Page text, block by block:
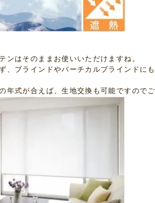
ンはそのままお使いいただけますね。
、ブラインドやバーチカルブラインドに
年式が合えば、生地交換も可能ですのでご